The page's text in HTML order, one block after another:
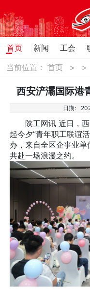
首页 新闻 工会
当前位置：首页 > >
西安浐灞国际港
日期:
陕工网讯 近日，西
起今夕”青年职工联谊
办，来自全区企事业单
共赴一场浪漫之约。